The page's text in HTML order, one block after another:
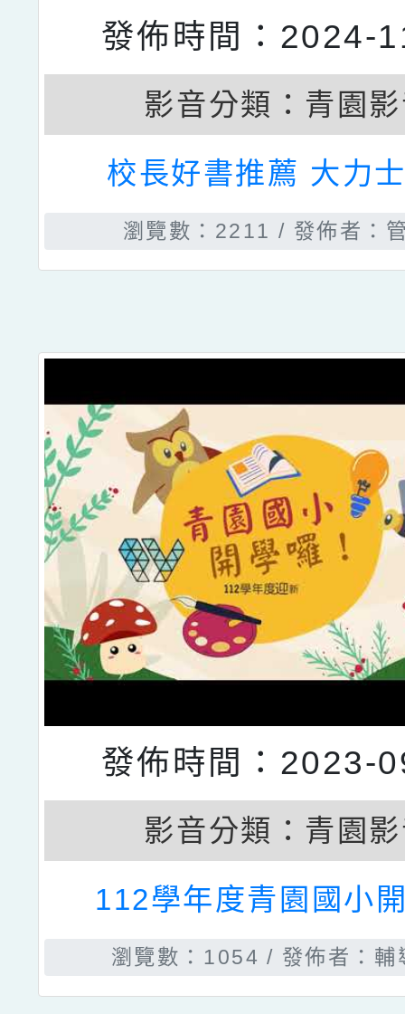
發佈時間：2024-
影音分類： 青園
校長好書推薦 大力
瀏覽數：2211 發佈者：
發佈時間：2023-
影音分類： 青園
112學年度青園國小
瀏覽數：1054 發佈者：輔